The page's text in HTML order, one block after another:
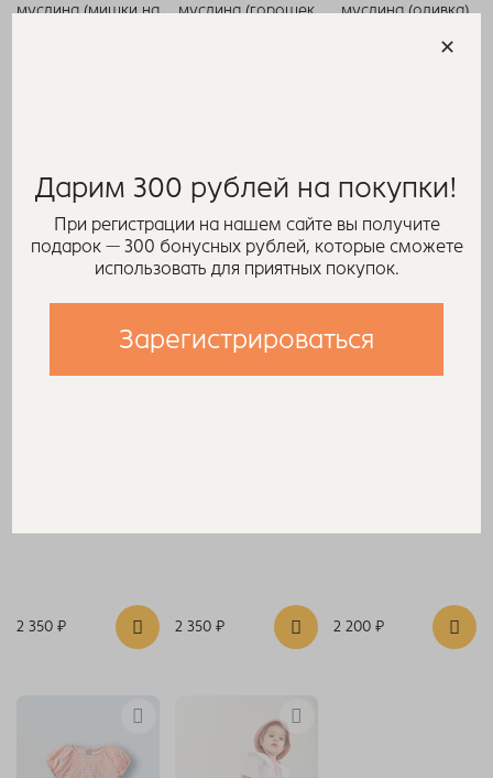
муслина (мишки на
муслина (горошек
муслина (оливка)
2 350 ₽ 2 350 ₽ 2 200 ₽
Дарим 300 рублей на покупки!
При регистрации на нашем сайте вы получите
подарок — 300 бонусных рублей, которые сможете
использовать для приятных покупок.
Зарегистрироваться